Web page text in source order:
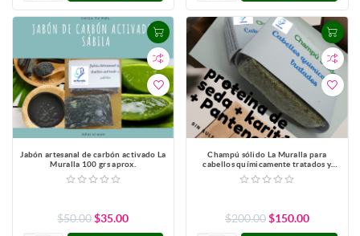
Jabón artesanal de carbón activado La
Muralla 100 grs aprox.
$50.00 $35.00
Champú sólido La Muralla para
cabellos químicamente tratados y
anticaída
$200.00 $150.00